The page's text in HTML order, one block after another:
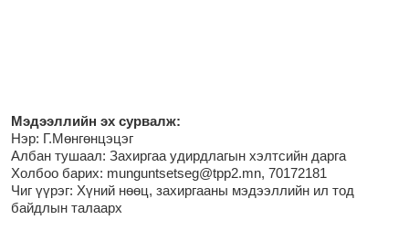
Мэдээллийн эх сурвалж:
Нэр: Г.Мөнгөнцэцэг
Албан тушаал: Захиргаа удирдлагын хэлтсийн дарга
Холбоо барих: munguntsetseg@tpp2.mn, 70172181
Чиг үүрэг: Хүний нөөц, захиргааны мэдээллийн ил тод
байдлын талаарх